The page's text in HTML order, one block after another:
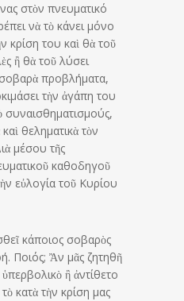
στὸν πνευματικό
νὰ τὸ κάνει μόνο
κρίση του καὶ θὰ τοῦ
ἢ θὰ τοῦ λύσει
προβλήματα,
τὴν ἀγάπη του
συναισθηματισμούς,
θεληματικὰ τὸν
μέσου τῆς
καθοδηγοῦ
εὐλογία τοῦ Κυρίου
κάποιος σοβαρὸς
Ποιός; Ἂν μᾶς ζητηθῆ
ἢ ἀντίθετο
κατὰ τὴν κρίση μας